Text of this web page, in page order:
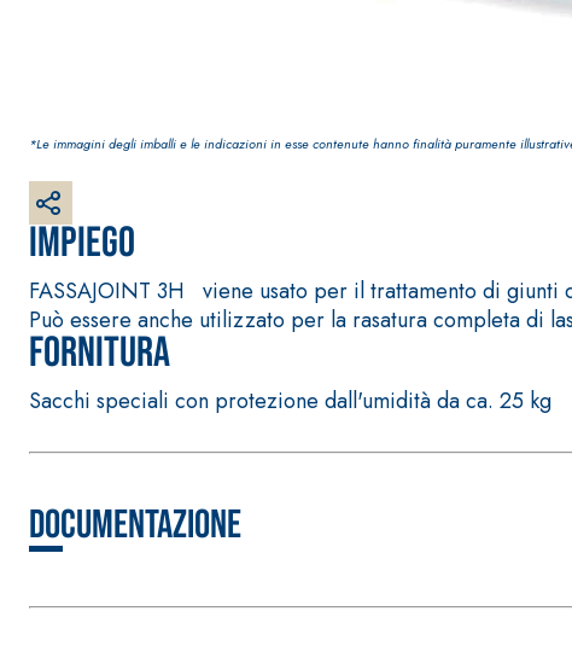
Impiego
FASSAJOINT 3H viene usato per il trattamento di
Può essere anche utilizzato per la rasatura completa di
Fornitura
Sacchi speciali con protezione dall'umidità da ca. 25 kg
*Le immagini degli imballi e le indicazioni in esse contenute hanno finalità puramente
Documentazione